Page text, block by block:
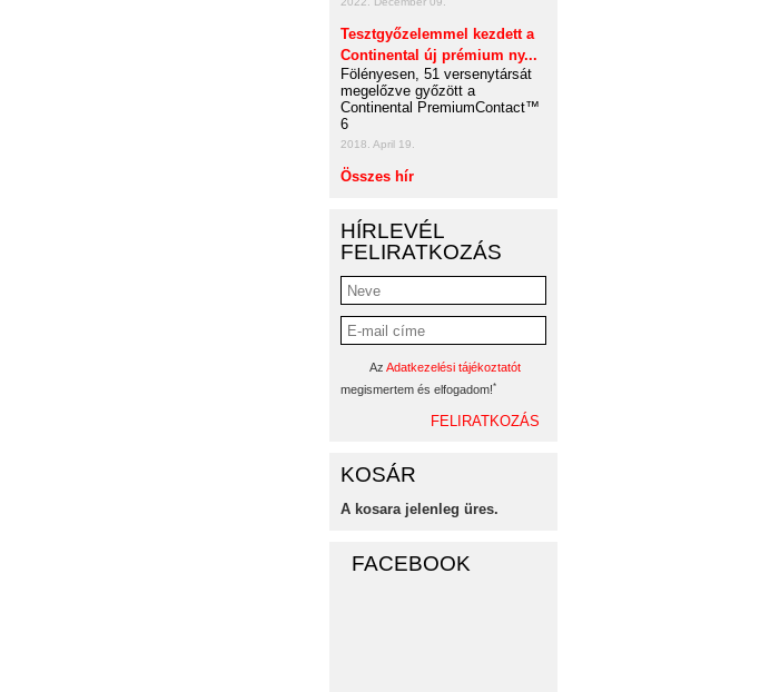
Tesztgyőzelemmel kezdett a
Continental új prémium ny...
Fölényesen, 51 versenytársát
megelőzve győzött a
Continental PremiumContact™
6
2018. April 19.
Összes hír
HÍRLEVÉL
FELIRATKOZÁS
Az Adatkezelési tájékoztatót
megismertem és elfogadom!*
KOSÁR
A kosara jelenleg üres.
FACEBOOK